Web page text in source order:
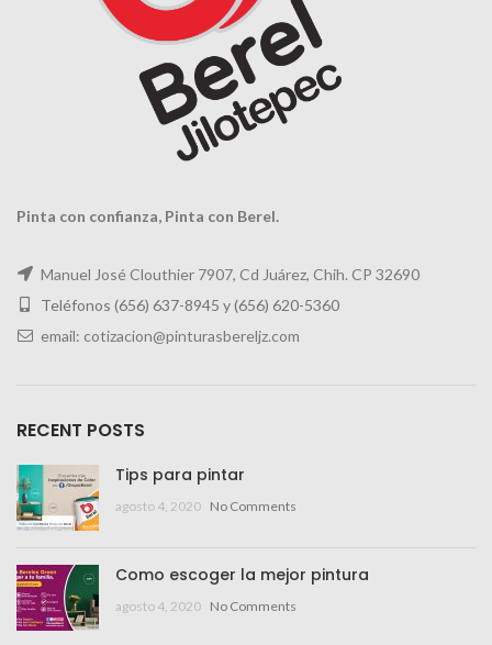
Pinta con confianza, Pinta con Berel.
Manuel José Clouthier 7907, Cd Juárez, Chih. CP 32690
Teléfonos (656) 637-8945 y(656) 620-5360
email: cotizacion@pinturasbereljz.com
RECENT POSTS
Tips para pintar
agosto 4, 2020 No Comments
Como escoger la mejor pintura
agosto 4, 2020 No Comments